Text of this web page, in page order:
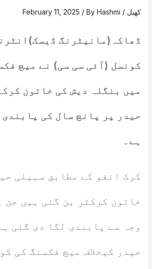
کھیل /
February 11, 2025 / ByHashmi
ڈھاکہ(مانیٹرنگ
کونسل (آئی سی سی) نے میچ
میں بنگلہ دیش کی خاتون
حیدر پر پانچ سال کی
ہے۔
کرک انفو کے مطابق سہیلی
خاتون کرکٹر بن گئی ہیں جن
وجہ سے پابندی لگا دی گئی
حیدر کیخلاف میچ فکسنگ کی